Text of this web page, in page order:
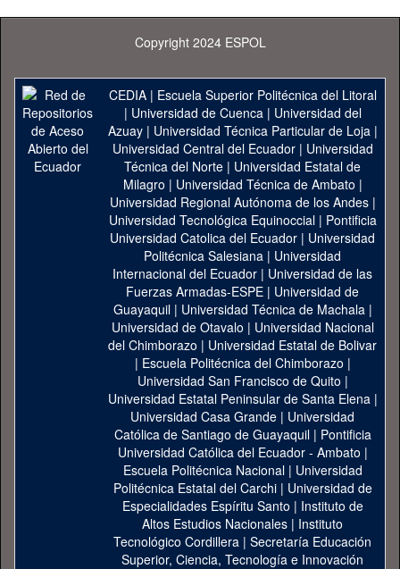
Copyright 2024 ESPOL
CEDIA| Escuela Superior Politécnica del Litoral
| Universidad de Cuenca| Universidad del
Azuay| Universidad Técnica Particular de Loja|
Universidad Central del Ecuador| Universidad
Técnica del Norte | Universidad Estatal de
Milagro | Universidad Técnica de Ambato |
Universidad Regional Autónoma de los Andes|
Universidad Tecnológica Equinoccial| Pontificia
Universidad Catolica del Ecuador | Universidad
Politécnica Salesiana | Universidad
Internacional del Ecuador | Universidad de las
Fuerzas Armadas-ESPE | Universidad de
Guayaquil| Universidad Técnica de Machala|
Universidad de Otavalo | Universidad Nacional
del Chimborazo | Universidad Estatal de Bolivar
| Escuela Politécnica del Chimborazo |
Universidad San Francisco de Quito |
Universidad Estatal Peninsular de Santa Elena|
Universidad Casa Grande | Universidad
Católica de Santiago de Guayaquil| Pontificia
Universidad Católica del Ecuador - Ambato |
Escuela Politécnica Nacional| Universidad
Politécnica Estatal del Carchi| Universidad de
Especialidades Espíritu Santo | Instituto de
Altos Estudios Nacionales | Instituto
Tecnológico Cordillera | Secretaría Educación
Superior, Ciencia, Tecnología e Innovación